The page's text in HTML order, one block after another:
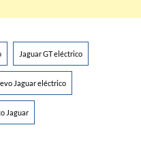
Jaguar GT eléctrico
Jaguar eléctrico
Jaguar